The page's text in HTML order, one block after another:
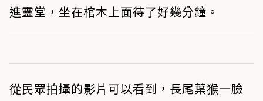
進靈堂，坐在棺木上面待了好幾分鐘。
從民眾拍攝的影片可以看到，長尾葉猴一臉